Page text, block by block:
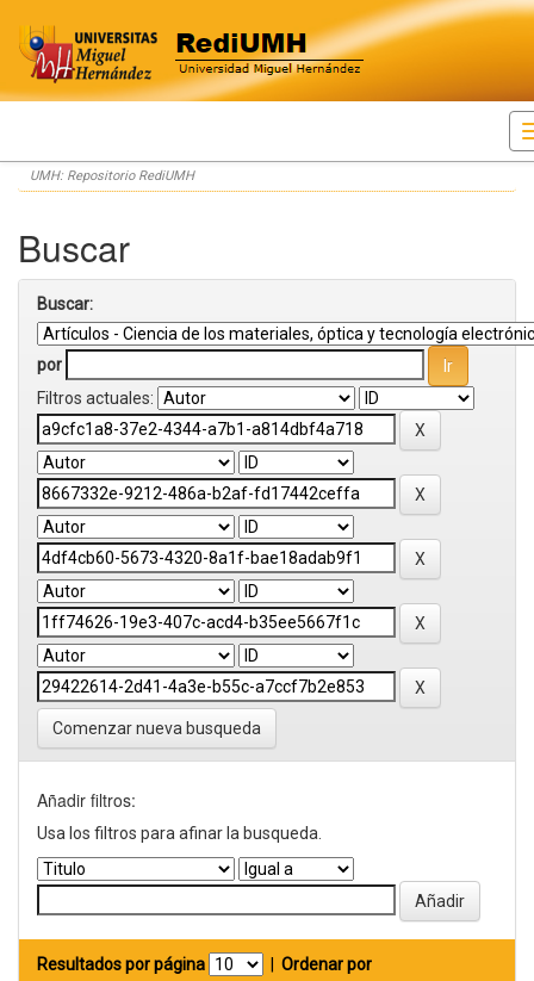
Skip
navigation
UMH: Repositorio RediUMH
Buscar
Buscar:
por
Filtros actuales:
Comenzar nueva busqueda
Añadir filtros:
Usa los filtros para afinar la busqueda.
Resultados por página
Ordenar por